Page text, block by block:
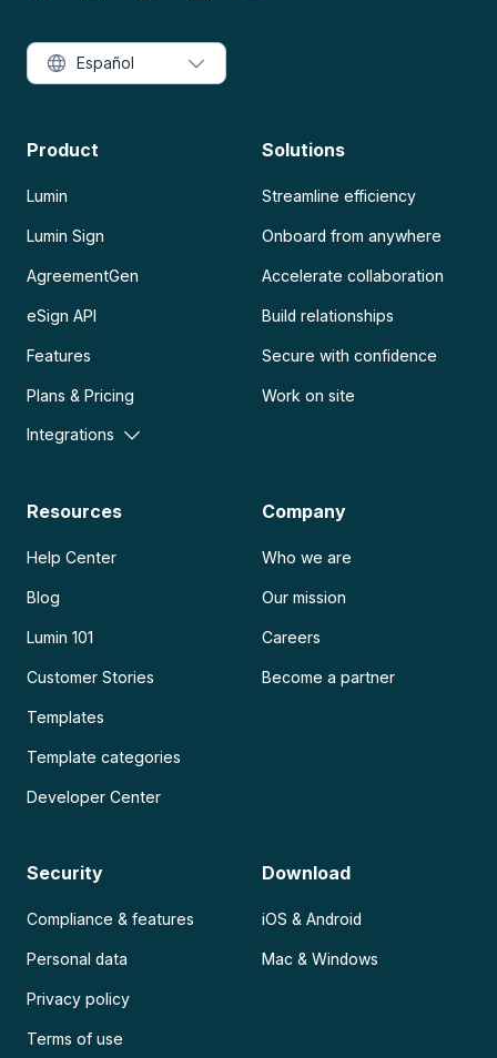
Product
Lumin
Lumin Sign
AgreementGen
eSign API
Features
Plans & Pricing
Integrations
Solutions
Streamline efficiency
Onboard from anywhere
Accelerate collaboration
Build relationships
Secure with confidence
Work on site
Resources
Help Center
Blog
Lumin 101
Customer Stories
Templates
Template categories
Developer Center
Company
Who we are
Our mission
Careers
Become a partner
Security
Compliance & features
Personal data
Privacy policy
Terms of use
Download
iOS & Android
Mac & Windows
Español